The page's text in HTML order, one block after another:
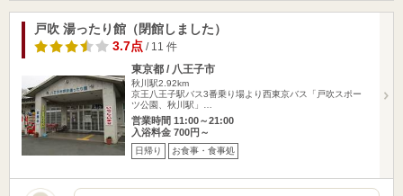
戸吹 湯ったり館（閉館しました）
3.7点 / 11 件
東京都 / 八王子市
秋川駅2.92km
京王八王子駅バス3番乗り場より西東京バス「戸吹スポー
ツ公園、秋川駅」…
営業時間 11:00～21:00
入浴料金 700円～
日帰り お食事・食事処